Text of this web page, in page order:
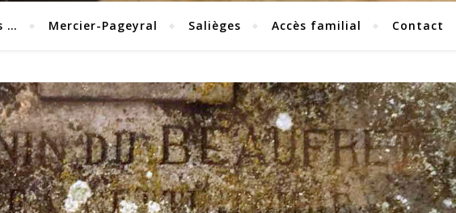
… Mercier-Pageyral Salièges Accès familial Contact